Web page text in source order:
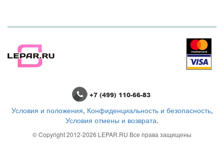
+7 (499) 110-66-83
Условия и положения, Конфиденциальность и безопасность,
Условия отмены и возврата.
© Copyright 2012-2026 LEPAR.RU Все права защищены